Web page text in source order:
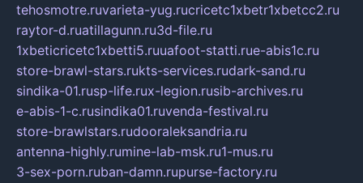
tehosmotre.ruvarieta-yug.rucricetc1xbetr1xbetcc2.ru
raytor-d.ruatillagunn.ru3d-file.ru
1xbeticricetc1xbetti5.ruuafoot-statti.rue-abis1c.ru
store-brawl-stars.rukts-services.rudark-sand.ru
sindika-01.rusp-life.rux-legion.rusib-archives.ru
e-abis-1-c.rusindika01.ruvenda-festival.ru
store-brawlstars.rudooraleksandria.ru
antenna-highly.rumine-lab-msk.ru1-mus.ru
3-sex-porn.ruban-damn.rupurse-factory.ru